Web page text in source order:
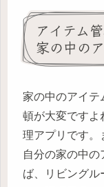
アイテム
家の中の
家の中のアイテ
頓が大変ですよ
理アプリです。
自分の家の中の
ば、リビングル